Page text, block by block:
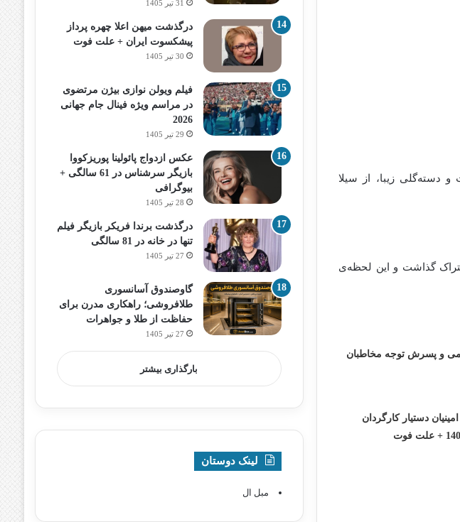
و دسته‌گلی زیبا، از سیلا
گذاشت و این لحظه‌ی
و پسرش توجه مخاطبان
دستیار کارگردان
31 تیر 1405
درگذشت میهن اعلا چهره پرداز
پیشکسوت ایران + علت فوت
30 تیر 1405
فیلم ویولن نوازی بیژن مرتضوی
در مراسم ویژه فینال جام جهانی
2026
29 تیر 1405
عکس ازدواج پائولینا پوریزکووا
بازیگر سرشناس در 61 سالگی +
بیوگرافی
28 تیر 1405
درگذشت برندا فریکر بازیگر فیلم
تنها در خانه در 81 سالگی
27 تیر 1405
گاوصندوق آسانسوری
طلافروشی؛ راهکاری مدرن برای
حفاظت از طلا و جواهرات
27 تیر 1405
بارگذاری بیشتر
لینک دوستان
مبل ال